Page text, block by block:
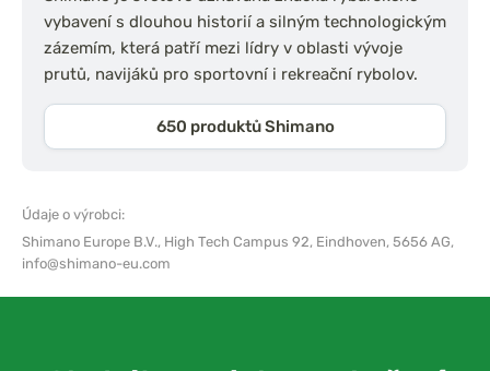
vybavení s dlouhou historií a silným technologickým
zázemím, která patří mezi lídry v oblasti vývoje
prutů, navijáků pro sportovní i rekreační rybolov.
650 produktů Shimano
Údaje o výrobci:
Shimano Europe B.V., High Tech Campus 92, Eindhoven, 5656 AG,
info@shimano-eu.com